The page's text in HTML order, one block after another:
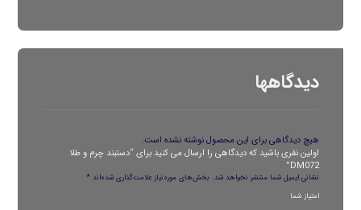
دیدگاهها
هیچ دیدگاهی برای این محصول نوشته نشده است.
اولین نفری باشید که دیدگاهی را ارسال می کنید برای “دستبند چرم و طلا
DM072”
نشانی ایمیل شما منتشر نخواهد شد. بخش‌های موردنیاز علامت‌گذاری شده‌اند*
امتیاز شما